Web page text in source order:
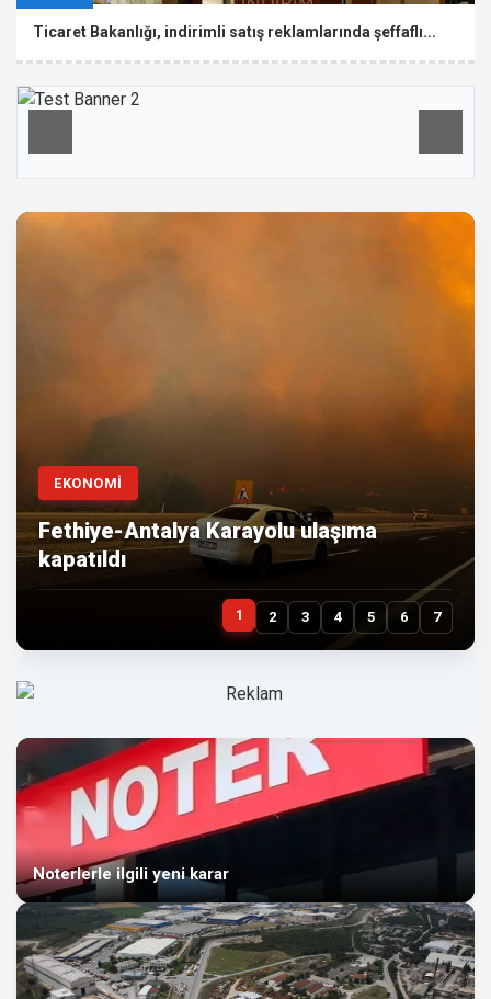
Ticaret Bakanlığı, indirimli satış reklamlarında şeffaflı...
EKONOMİ
Fethiye-Antalya Karayolu ulaşıma
kapatıldı
1 2 3 4 5 6 7
Noterlerle ilgili yeni karar